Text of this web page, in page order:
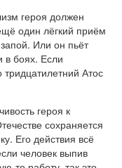
героя должен
один лёгкий приём
Или он пьёт
в боях. Если
Атос
героя к
сохраняется
Его действия всё
человек выпив